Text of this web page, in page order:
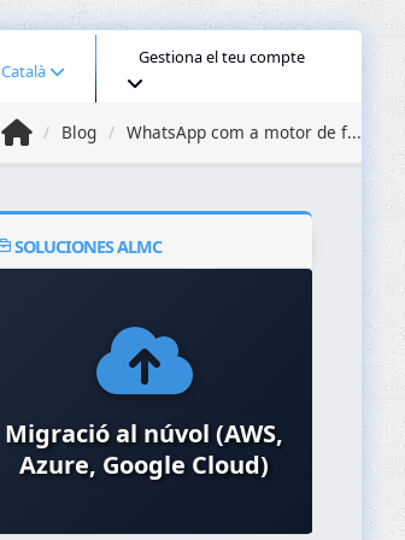
Català
Gestiona el teu compte
Blog WhatsApp com a motor de f...
SOLUCIONES ALMC
Migració al núvol (AWS,
Azure, Google Cloud)